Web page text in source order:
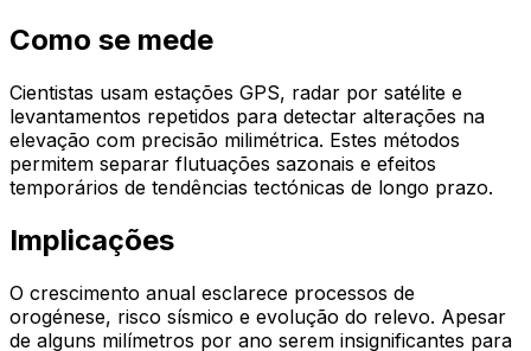
Como se mede
Cientistas usam estações GPS, radar por satélite e
levantamentos repetidos para detectar alterações na
elevação com precisão milimétrica. Estes métodos
permitem separar flutuações sazonais e efeitos
temporários de tendências tectónicas de longo prazo.
Implicações
O crescimento anual esclarece processos de
orogénese, risco sísmico e evolução do relevo. Apesar
de alguns milímetros por ano serem insignificantes para